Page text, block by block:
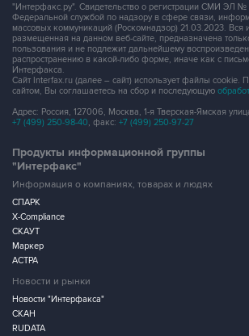
"Интерфакс.ру". Свидетельство о регистрации СМИ ЭЛ
Федеральной службой по надзору в сфере связи,
массовых коммуникаций (Роскомнадзор) 21.03.2023. Вся
размещенная на данном веб-сайте, предназначена
пользования и не подлежит дальнейшему
распространению в какой-либо форме, иначе как с
Интерфакса.
Сайт Interfax.ru (далее – сайт) использует файлы cookie.
сайтом, Вы соглашаетесь на сбор и последующую
Адрес: Россия, 127006, Москва, 1-я Тверская-Ямская
+7 (499) 250-98-40, факс: +7 (499) 250-97-27
Продукты информационной группы
"Интерфакс"
Информация о компаниях, товарах и людях
СПАРК
X-Compliance
СКАУТ
Маркер
АСТРА
Новости и рынки
Новости "Интерфакса"
СКАН
RUDATA